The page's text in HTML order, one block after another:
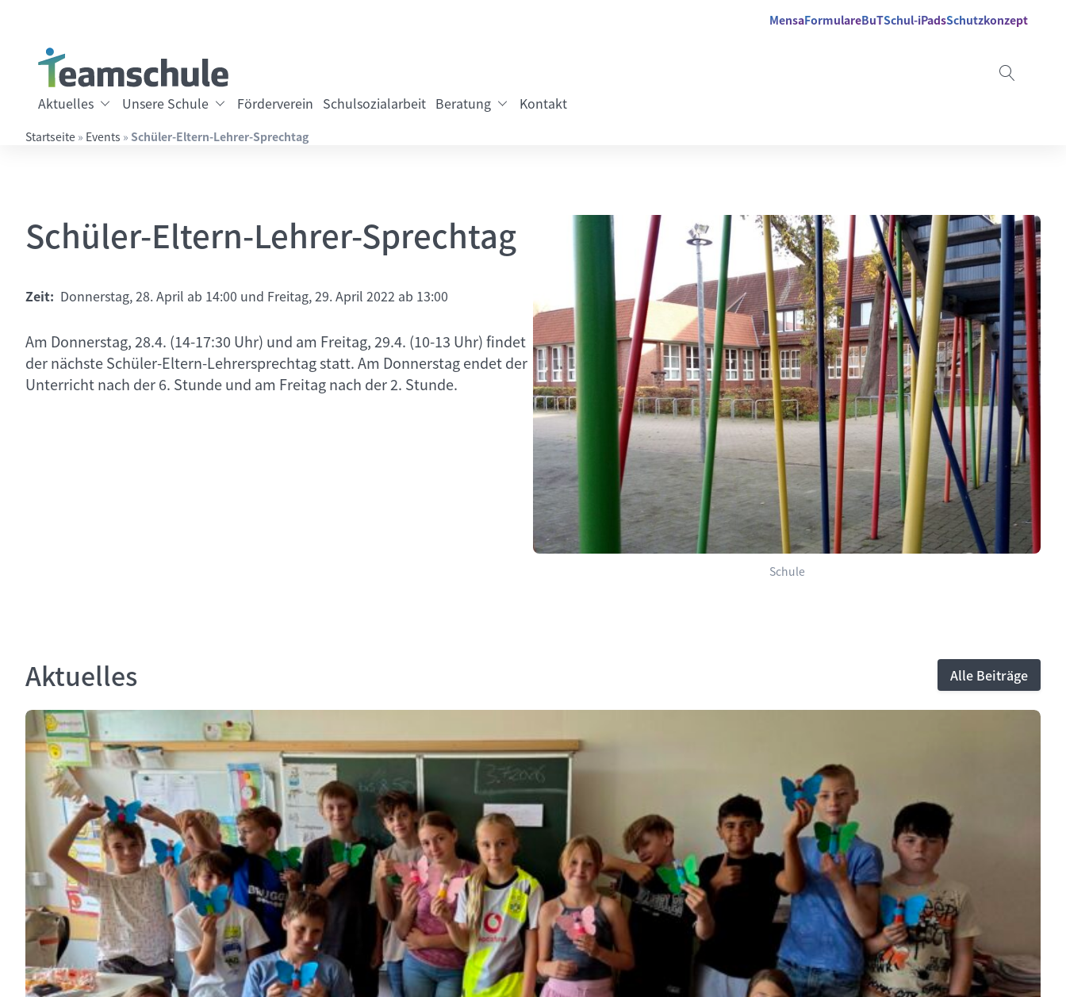
MensaFormulareBuTSchul-iPadsSchutzkonzept
Aktuelles Unsere Schule Förderverein Schulsozialarbeit Beratung Kontakt
Startseite » Events » Schüler-Eltern-Lehrer-Sprechtag
Schüler-Eltern-Lehrer-Sprechtag
Zeit: Donnerstag, 28. April ab 14:00 und Freitag, 29. April 2022 ab 13:00
Am Donnerstag, 28.4. (14-17:30 Uhr) und am Freitag, 29.4. (10-13 Uhr) findet
der nächste Schüler-Eltern-Lehrersprechtag statt. Am Donnerstag endet der
Unterricht nach der 6. Stunde und am Freitag nach der 2. Stunde.
Schule
Aktuelles Alle Beiträge